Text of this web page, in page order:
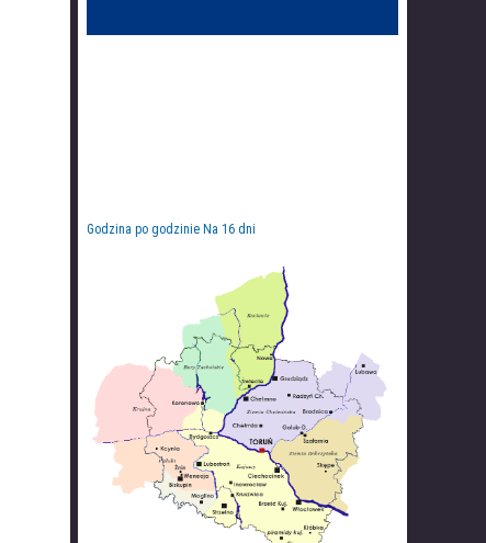
Godzina po godzinie Na 16 dni